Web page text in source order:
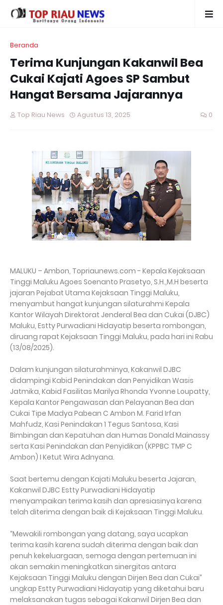
Beranda
Terima Kunjungan Kakanwil Bea
Cukai Kajati Agoes SP Sambut
Hangat Bersama Jajarannya
Top Riau News Agustus 13, 2025 0
MALUKU – Ambon, Topriaunews.com - Kepala Kejaksaan
Tinggi Maluku Agoes Soenanto Prasetyo, S.H.,M.H beserta
jajaran Pejabat Utama Kejaksaan Tinggi Maluku,
menyambut hangat kunjungan silaturahmi Kepala
Kantor Wilayah Direktorat Jenderal Bea dan Cukai (DJBC)
Maluku, Estty Purwadiani Hidayatip beserta rombongan,
diruang rapat Kejaksaan Tinggi Maluku, pada hari ini Rabu
(13/08/2025).
Dalam kunjungan silaturahminya, Kakanwil DJBC
didampingi Kabid Penindakan dan Penyidikan Wasis
Jatmika, Kabid Fasilitas Marilya Rhonda Yvonne Loupatty,
Kepala Kantor Pengawasan dan Pelayanan Bea dan
Cukai Tipe Madya Pabean C Ambon M. Farid Irfan
Mahfudz, Kasi Penindakan 1 Tegus Santosa, Kasi
Bimbingan dan Kepatuhan dan Humas Donald Mainassy
serta Kasi Penindakan dan Penyidikan (KPPBC TMP C
Ambon) I Ketut Wira Adnyana.
Saat bertemu dengan Kajati Maluku beserta Jajaran,
Kakanwil DJBC Estty Purwadiani Hidayatip
menyampaikan terima kasih dan apresiasinya karena
telah diterima dengan baik di Kejaksaan Tinggi Maluku.
“Mewakili rombongan yang datang, saya ucapkan
terima kasih karena sudah diterima dengan baik dan
penuh kekeluargaan, semoga dengan pertemuan ini
akan semakin meningkatkan sinergitas antara
Kejaksaan Tinggi Maluku dengan Dirjen Bea dan Cukai”
ungkap Estty Purwadiani Hidayatip yang diketahui baru
melaksanakan tugas sebagai Kakanwil Dirjen Bea dan